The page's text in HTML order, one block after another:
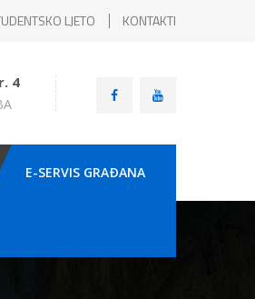
LJETO KONTAKTI
4
E-SERVIS GRAÐANA